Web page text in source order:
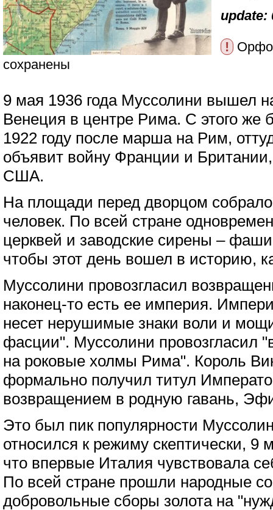
update:
!
сохранены
9 мая 1936 года Муссолини вышел
Венеция в центре Рима. С этого же
1922 году после марша на Рим,
объявит войну Франции и
США.
На площади перед дворцом
человек. По всей стране
церквей и заводские сирены –
чтобы этот день вошел в историю,
Муссолини провозгласил
наконец-то есть ее империя.
несет нерушимые знаки воли и
фасции". Муссолини провозгласил
на роковые холмы Рима". Король
формально получил титул
возвращением в родную гавань,
Это был пик популярности
относился к режиму скептически, 9
что впервые Италия чувствовала
По всей стране прошли народные
добровольные сборы золота на